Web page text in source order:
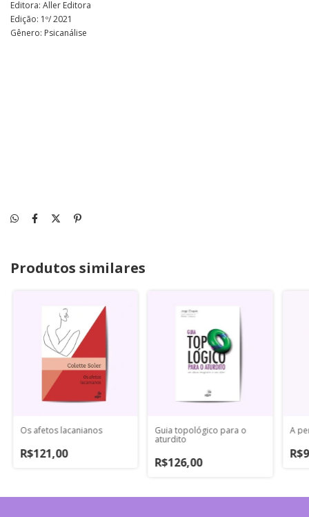
Editora: Aller Editora
Edição: 1º/ 2021
Gênero: Psicanálise
Produtos similares
Os afetos lacanianos
R$121,00
Guia topológico para o
aturdito
R$126,00
A